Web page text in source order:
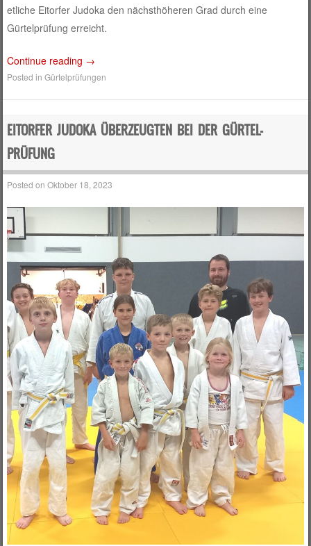
etliche Eitorfer Judoka den nächsthöheren Grad durch eine
Gürtelprüfung erreicht.
Continue reading →
Posted inGürtelprüfungen
EITORFER JUDOKA ÜBERZEUGTEN BEI DER GÜRTEL-
PRÜFUNG
Posted onOktober 18, 2023